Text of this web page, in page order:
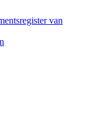
van